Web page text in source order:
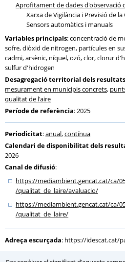
Aprofitament de dades d'observació
Xarxa de Vigilància i Previsió de
Sensors automàtics i manuals
Variables principals: concentració de
sofre, diòxid de nitrogen, partícules en
cadmi, arsènic, níquel, ozó, clor, clorur
sulfur d'hidrogen
Desagregació territorial dels resultats
mesurament en municipis concrets,
qualitat de l'aire
Període de referència: 2025
Periodicitat:anual,contínua
Calendari de disponibilitat dels
2026
Canal de difusió:
https://mediambient.gencat.cat/ca/
/qualitat_de_laire/avaluacio/
https://mediambient.gencat.cat/ca/
/qualitat_de_laire/
Adreça escurçada: https://idescat.cat/